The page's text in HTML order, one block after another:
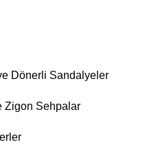
Dönerli Sandalyeler
Zigon Sehpalar